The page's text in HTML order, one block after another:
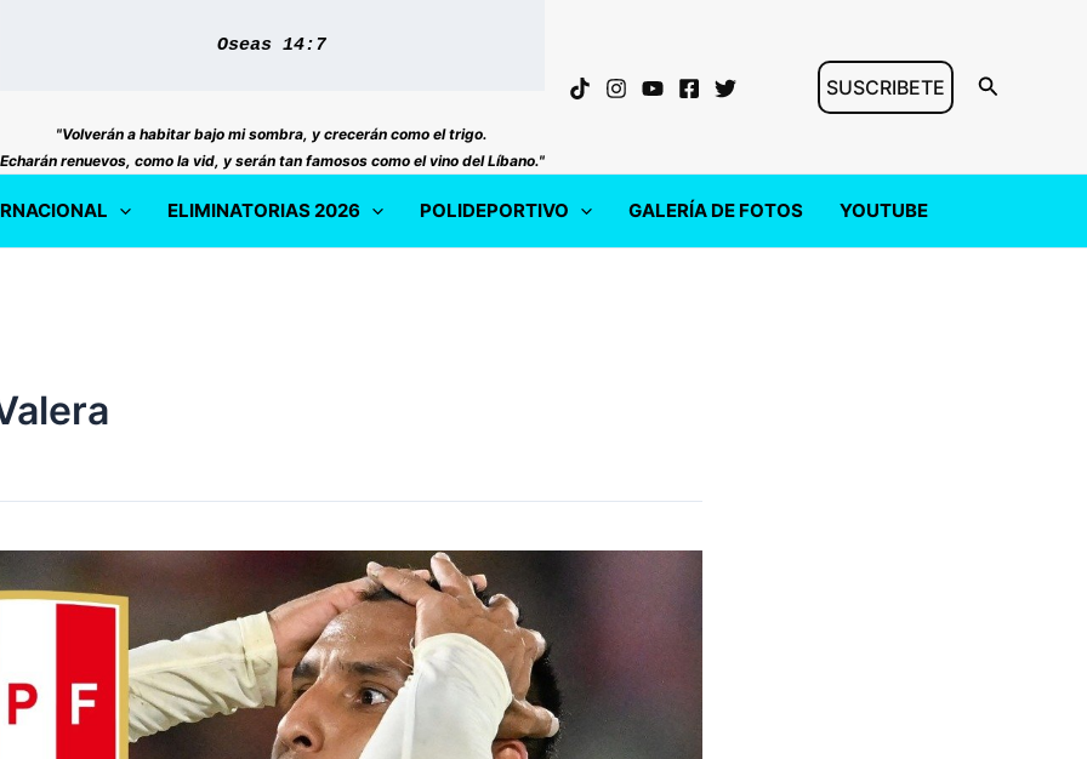
Oseas 14:7
"Volverán a habitar bajo mi sombra, y crecerán como el trigo.
Echarán renuevos, como la vid, y serán tan famosos como el vino del Líbano."
SUSCRIBETE Buscar
ELIMINATORIAS 2026 POLIDEPORTIVO GALERÍA DE FOTOS YOUTUBE